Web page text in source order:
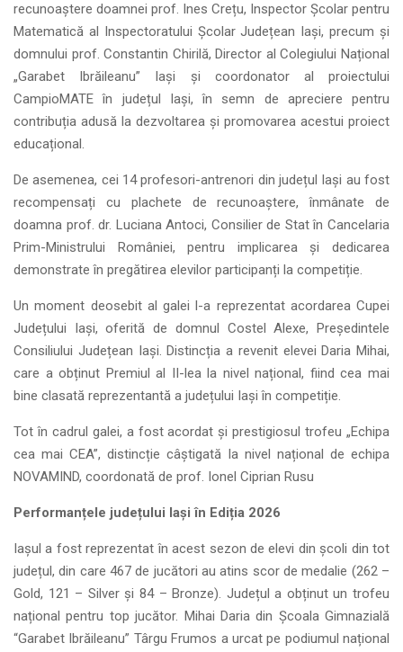
recunoaștere doamnei prof. Ines Crețu, Inspector Școlar pentru
Matematică al Inspectoratului Școlar Județean Iași, precum și
domnului prof. Constantin Chirilă, Director al Colegiului Național
„Garabet Ibrăileanu” Iași și coordonator al proiectului
CampioMATE în județul Iași, în semn de apreciere pentru
contribuția adusă la dezvoltarea și promovarea acestui proiect
educațional.
De asemenea, cei 14 profesori-antrenori din județul Iași au fost
recompensați cu plachete de recunoaștere, înmânate de
doamna prof. dr. Luciana Antoci, Consilier de Stat în Cancelaria
Prim-Ministrului României, pentru implicarea și dedicarea
demonstrate în pregătirea elevilor participanți la competiție.
Un moment deosebit al galei l-a reprezentat acordarea Cupei
Județului Iași, oferită de domnul Costel Alexe, Președintele
Consiliului Județean Iași. Distincția a revenit elevei Daria Mihai,
care a obținut Premiul al II-lea la nivel național, fiind cea mai
bine clasată reprezentantă a județului Iași în competiție.
Tot în cadrul galei, a fost acordat și prestigiosul trofeu „Echipa
cea mai CEA”, distincție câștigată la nivel național de echipa
NOVAMIND, coordonată de prof. Ionel Ciprian Rusu
Performanțele județului Iași în Ediția 2026
Iașul a fost reprezentat în acest sezon de elevi din școli din tot
județul, din care 467 de jucători au atins scor de medalie (262 –
Gold, 121 – Silver și 84 – Bronze). Județul a obținut un trofeu
național pentru top jucător. Mihai Daria din Școala Gimnazială
“Garabet Ibrăileanu” Târgu Frumos a urcat pe podiumul național